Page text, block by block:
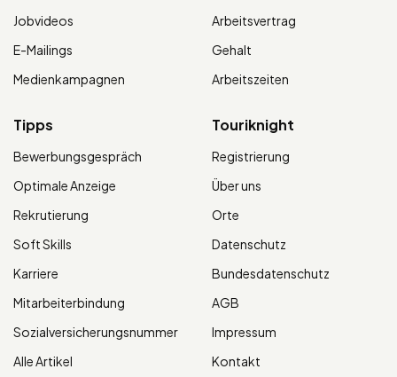
Jobvideos
E-Mailings
Medienkampagnen
Arbeitsvertrag
Gehalt
Arbeitszeiten
Tipps
Bewerbungsgespräch
Optimale Anzeige
Rekrutierung
Soft Skills
Karriere
Mitarbeiterbindung
Sozialversicherungsnummer
Alle Artikel
Touriknight
Registrierung
Über uns
Orte
Datenschutz
Bundesdatenschutz
AGB
Impressum
Kontakt